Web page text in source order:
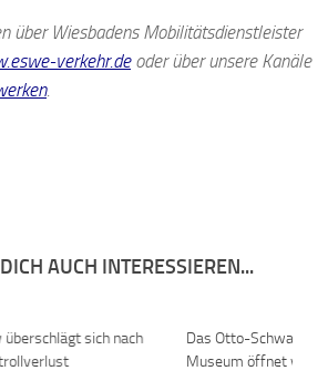
über Wiesbadens Mobilitätsdienstleister
verkehr.deoder über unsere Kanäle
.
AUCH INTERESSIEREN...
überschlägt sich nach
Das Otto-Schwabe-
Museum öffnet